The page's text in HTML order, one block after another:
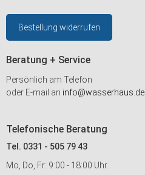
Bestellung widerrufen
Beratung + Service
Persönlich am Telefon
oder E-mail an info@wasserhaus.de
Telefonische Beratung
Tel. 0331 - 505 79 43
Mo, Do, Fr: 9:00 - 18:00 Uhr